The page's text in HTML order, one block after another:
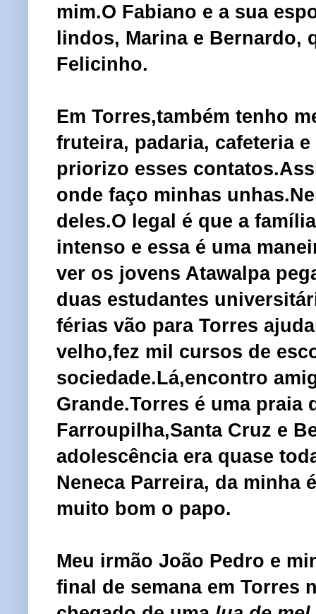
mim.O Fabiano e a sua
lindos, Marina e Bernardo,
Felicinho.
Em Torres,também tenho
fruteira, padaria, cafeteria
priorizo esses
onde faço minhas
deles.O legal é que a
intenso e essa é uma
ver os jovens Atawalpa
duas estudantes
férias vão para Torres
velho,fez mil cursos de
sociedade.Lá,encontro
Grande.Torres é uma praia
Farroupilha,Santa Cruz e
adolescência era quase
Neneca Parreira, da minha
muito bom o papo.
Meu irmão João Pedro e
final de semana em Torres